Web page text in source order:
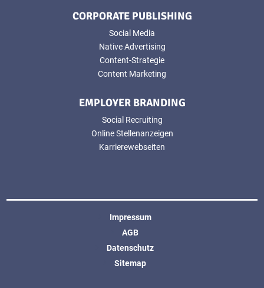
CORPORATE PUBLISHING
Social Media
Native Advertising
Content-Strategie
Content Marketing
EMPLOYER BRANDING
Social Recruiting
Online Stellenanzeigen
Karrierewebseiten
Impressum
AGB
Datenschutz
Sitemap